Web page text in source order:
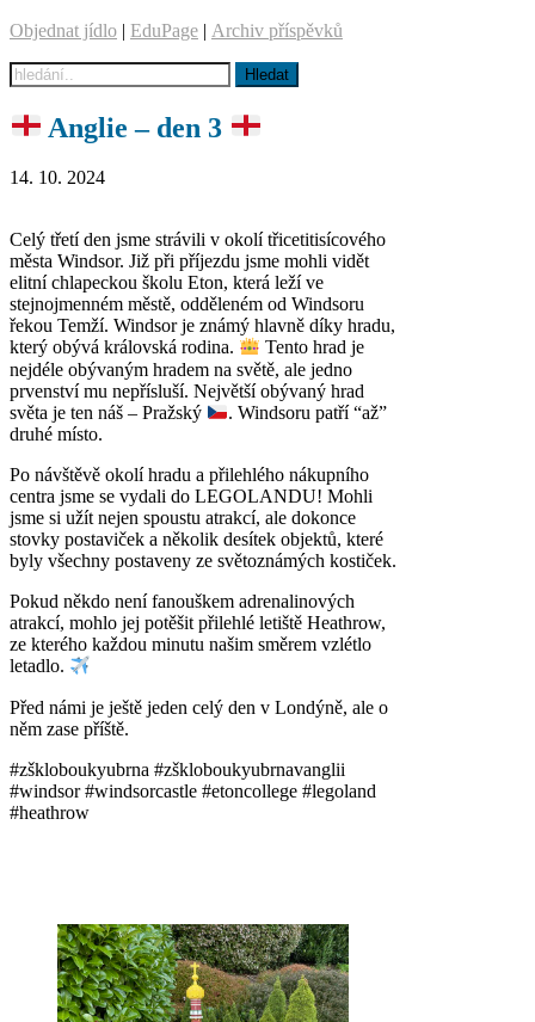
Objednat jídlo | EduPage | Archiv příspěvků
Anglie – den 3
14. 10. 2024
Celý třetí den jsme strávili v okolí třicetitisícového
města Windsor. Již při příjezdu jsme mohli vidět
elitní chlapeckou školu Eton, která leží ve
stejnojmenném městě, odděleném od Windsoru
řekou Temží. Windsor je známý hlavně díky hradu,
který obývá královská rodina.
Tento hrad je
nejdéle obývaným hradem na světě, ale jedno
prvenství mu nepřísluší. Největší obývaný hrad
světa je ten náš – Pražský
. Windsoru patří “až”
druhé místo.
Po návštěvě okolí hradu a přilehlého nákupního
centra jsme se vydali do LEGOLANDU! Mohli
jsme si užít nejen spoustu atrakcí, ale dokonce
stovky postaviček a několik desítek objektů, které
byly všechny postaveny ze světoznámých kostiček.
Pokud někdo není fanouškem adrenalinových
atrakcí, mohlo jej potěšit přilehlé letiště Heathrow,
ze kterého každou minutu našim směrem vzlétlo
letadlo.
Před námi je ještě jeden celý den v Londýně, ale o
něm zase příště.
#zškloboukyubrna #zškloboukyubrnavanglii
#windsor #windsorcastle #etoncollege #legoland
#heathrow